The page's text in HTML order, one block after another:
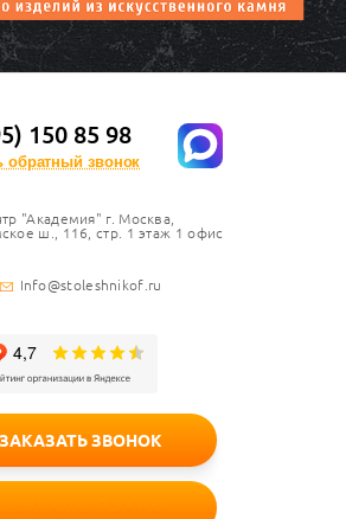
150 85 98
обратный звонок
"Академия" г. Москва,
ш., 116, стр. 1 этаж 1 офис
Info@stoleshnikof.ru
ЗАКАЗАТЬ ЗВОНОК